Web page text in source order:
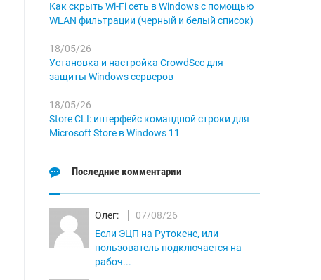
Как скрыть Wi-Fi сеть в Windows с помощью
WLAN фильтрации (черный и белый список)
18/05/26
Установка и настройка CrowdSec для
защиты Windows серверов
18/05/26
Store CLI: интерфейс командной строки для
Microsoft Store в Windows 11
Последние комментарии
Олег:
07/08/26
Если ЭЦП на Рутокене, или
пользователь подключается на
рабоч...